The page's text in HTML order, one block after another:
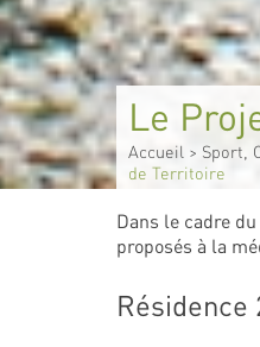
Le
Accueil > Sport,
de Territoire
Dans le cadre
proposés à la
Résidence